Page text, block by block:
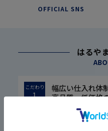
OFFICIAL SNS
はるや
こだわり
1
幅広い仕入れ体
高品質・低価格